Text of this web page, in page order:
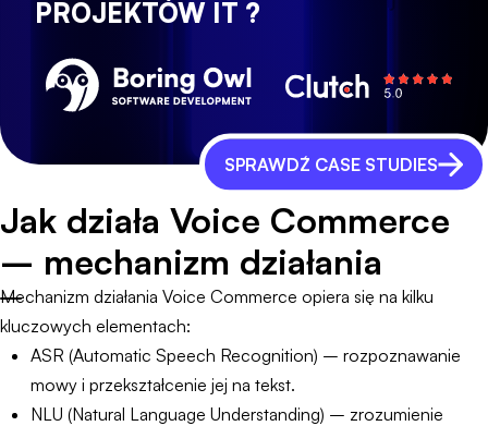
PROJEKTÓW IT ?
SPRAWDŹ CASE STUDIES
Jak działa Voice Commerce
– mechanizm działania
Mechanizm działania Voice Commerce opiera się na kilku
kluczowych elementach:
ASR (Automatic Speech Recognition) – rozpoznawanie
mowy i przekształcenie jej na tekst.
NLU (Natural Language Understanding) – zrozumienie